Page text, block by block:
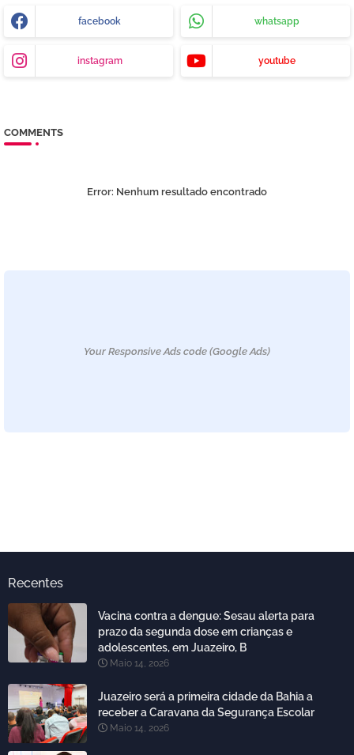
facebook whatsapp
instagram youtube
COMMENTS
Error: Nenhum resultado encontrado
Your Responsive Ads code (Google Ads)
Recentes
Vacina contra a dengue: Sesau alerta para
prazo da segunda dose em crianças e
adolescentes, em Juazeiro, B
Maio 14, 2026
Juazeiro será a primeira cidade da Bahia a
receber a Caravana da Segurança Escolar
Maio 14, 2026